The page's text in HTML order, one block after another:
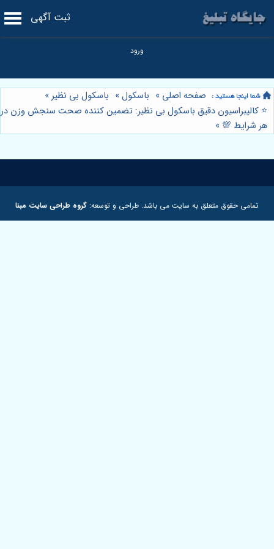
ثبت آگهی
صفحه اصلی » باسکول» باسکول بی نظیر»
⭐️ کالیبراسیون دقیق باسکول بی نظیر: تضمین کننده صحت سنجش وزن در
هر شرایط 💯 »
تمامی حقوق متعلق به سایت می باشد. طراحی و توسعه: گروه طراحی سایت مبنا